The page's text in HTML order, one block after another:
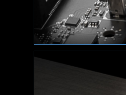
crítica de su hardware en
la temperatura, la
velocidad de reloj
Obtenga una velocidad
de su sistema y consiga